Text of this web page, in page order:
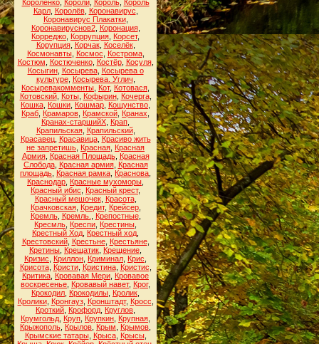
Короленко, Короли, Король,
Король
Карл, Королёв, Коронавирус
Коронавирус Плакатки,
Коронавируснов2, Коронация,
Корреджо Коррупция Корсет,
Корупция, Корчак, Коселёк,
Космонавты, Космос Кострома,
Костюм
Костюченко, Костёр, Косуля,
Косыгин, Косырева, Косырева о
культуре, Косырева. Углич
Косыревакомменты Кот, Котовася
Котовский, Коты, Кофырин, Кочерга,
Кошка Кошки Кошмар Кощунство
Краб Крамаров Крамской Кранах
Кранах-старшийХ Крап
Крапильская, Крапильский,
Красавец, Красавица, Красиво жить
не запретишь Красная Красная
Армия, Красная Площадь, Красная
Слобода, Красная армия, Красная
площадь Красная рамка Краснова
Краснодар Красные мухоморы
Красный ибис
Красный крест,
Красный мешочек, Красота,
Крачковская, Кредит, Крейсер,
Кремль, Кремль. Крепостные,
Кресмль Креспи Крестины
Крестный Ход Крестный ход
Крестовский, Крестьне, Крестьяне,
Кретины Крещатик Крещение
Кризис
Криллон Криминал Крис
Крисота, Кристи, Кристина, Кристис
Критика Кровавая Мери Кровавое
воскресенье Кровавый навет, Крог,
Крокодил Крокодилы Кролик
Кролики, Кронгауз, Кронштадт, Кросс
Кроткий Крофорд Круглов
Крумгольд Круп Крупкин Крупная
Крыжополь Крылов Крым Крымов
Крымские татары, Крыса, Крысы,